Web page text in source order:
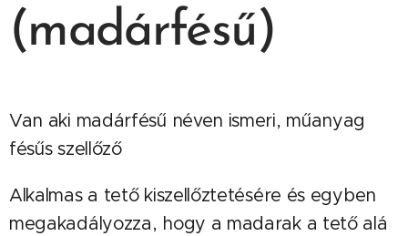
(madárfésű)
Van aki madárfésű néven ismeri, műanyag
fésűs szellőző
Alkalmas a tető kiszellőztetésére és egyben
megakadályozza, hogy a madarak a tető alá